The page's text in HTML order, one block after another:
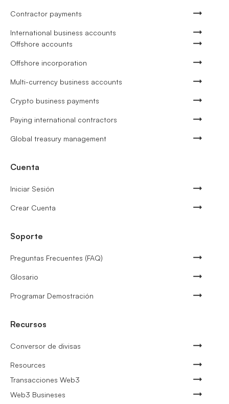
Contractor payments
International business accounts
Offshore accounts
Offshore incorporation
Multi-currency business accounts
Crypto business payments
Paying international contractors
Global treasury management
Cuenta
Iniciar Sesión
Crear Cuenta
Soporte
Preguntas Frecuentes (FAQ)
Glosario
Programar Demostración
Recursos
Conversor de divisas
Resources
Transacciones Web3
Web3 Busineses